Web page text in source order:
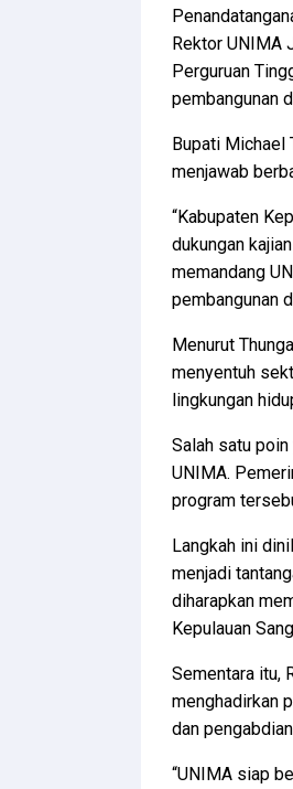
Rektor UNIMA
Perguruan
pembangunan
Bupati Michael
menjawab
“Kabupaten
dukungan
memandang
pembangunan
Menurut
menyentuh
lingkungan
Salah satu
UNIMA.
program
Langkah ini
menjadi
diharapkan
Kepulauan
Sementara itu,
menghadirkan
dan
“UNIMA siap